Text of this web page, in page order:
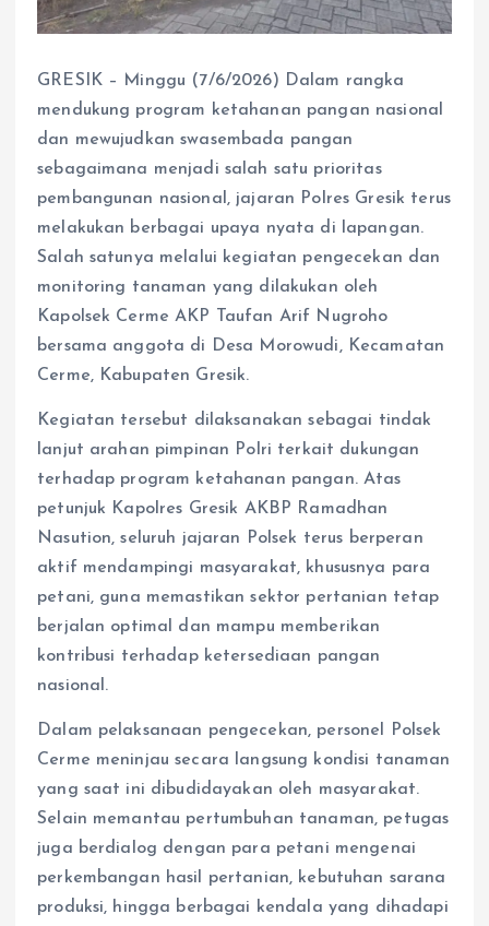
GRESIK – Minggu (7/6/2026) Dalam rangka
mendukung program ketahanan pangan nasional
dan mewujudkan swasembada pangan
sebagaimana menjadi salah satu prioritas
pembangunan nasional, jajaran Polres Gresik terus
melakukan berbagai upaya nyata di lapangan.
Salah satunya melalui kegiatan pengecekan dan
monitoring tanaman yang dilakukan oleh
Kapolsek Cerme AKP Taufan Arif Nugroho
bersama anggota di Desa Morowudi, Kecamatan
Cerme, Kabupaten Gresik.
Kegiatan tersebut dilaksanakan sebagai tindak
lanjut arahan pimpinan Polri terkait dukungan
terhadap program ketahanan pangan. Atas
petunjuk Kapolres Gresik AKBP Ramadhan
Nasution, seluruh jajaran Polsek terus berperan
aktif mendampingi masyarakat, khususnya para
petani, guna memastikan sektor pertanian tetap
berjalan optimal dan mampu memberikan
kontribusi terhadap ketersediaan pangan
nasional.
Dalam pelaksanaan pengecekan, personel Polsek
Cerme meninjau secara langsung kondisi tanaman
yang saat ini dibudidayakan oleh masyarakat.
Selain memantau pertumbuhan tanaman, petugas
juga berdialog dengan para petani mengenai
perkembangan hasil pertanian, kebutuhan sarana
produksi, hingga berbagai kendala yang dihadapi